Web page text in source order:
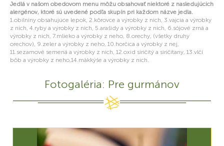
Jedlá v našom obedovom menu môžu obsahovať niektoré z nasledujúcich
alergénov, ktoré sú uvedené podľa skupín pri každom názve jedla.
1.obilniny obsahujúce lepok, 2.kôrovce a výrobky z nich, 3.vajcia a výrobky
z nich, 4.ryby a výrobky z nich, 5.arašidy a výrobky z nich, 6.sójové zrná a
výrobky z nich, 7.mlieko a výrobky z neho, 8.orechy, (všetky druhy
orechov), 9.zeler a výrobky z neho, 10.horčica a výrobky z nej,
11.sezamové semená a výrobky z nich, 12.oxid siričitý a siričitany, 13.vlčí
bôb a výrobky z neho,14.mäkkýše a výrobky z nich.
Fotogaléria: Pre gurmánov